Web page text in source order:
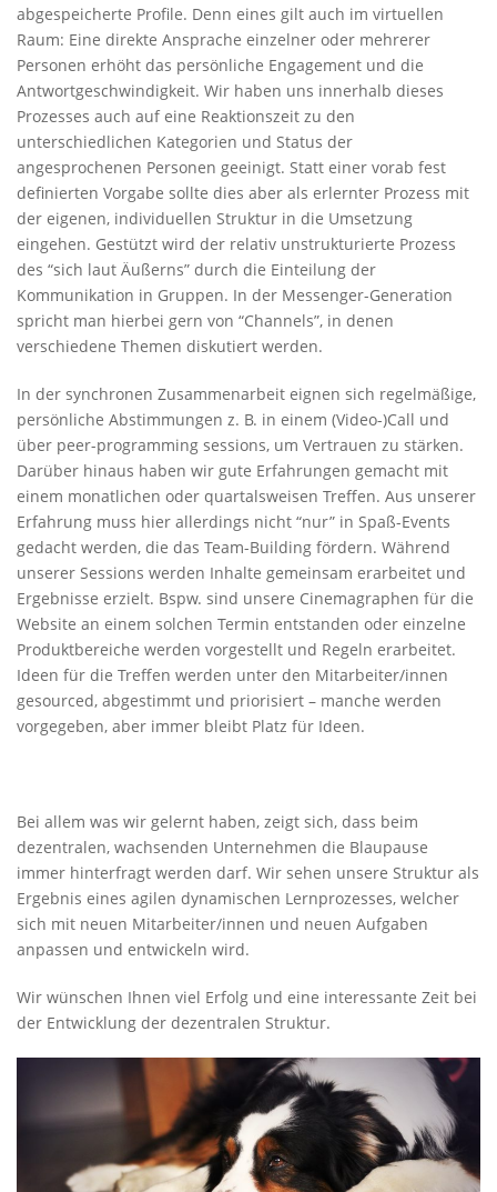
abgespeicherte Profile. Denn eines gilt auch im virtuellen
Raum: Eine direkte Ansprache einzelner oder mehrerer
Personen erhöht das persönliche Engagement und die
Antwortgeschwindigkeit. Wir haben uns innerhalb dieses
Prozesses auch auf eine Reaktionszeit zu den
unterschiedlichen Kategorien und Status der
angesprochenen Personen geeinigt. Statt einer vorab fest
definierten Vorgabe sollte dies aber als erlernter Prozess mit
der eigenen, individuellen Struktur in die Umsetzung
eingehen. Gestützt wird der relativ unstrukturierte Prozess
des “sich laut Äußerns” durch die Einteilung der
Kommunikation in Gruppen. In der Messenger-Generation
spricht man hierbei gern von “Channels”, in denen
verschiedene Themen diskutiert werden.
In der synchronen Zusammenarbeit eignen sich regelmäßige,
persönliche Abstimmungen z. B. in einem (Video-)Call und
über peer-programming sessions, um Vertrauen zu stärken.
Darüber hinaus haben wir gute Erfahrungen gemacht mit
einem monatlichen oder quartalsweisen Treffen. Aus unserer
Erfahrung muss hier allerdings nicht “nur” in Spaß-Events
gedacht werden, die das Team-Building fördern. Während
unserer Sessions werden Inhalte gemeinsam erarbeitet und
Ergebnisse erzielt. Bspw. sind unsere Cinemagraphen für die
Website an einem solchen Termin entstanden oder einzelne
Produktbereiche werden vorgestellt und Regeln erarbeitet.
Ideen für die Treffen werden unter den Mitarbeiter/innen
gesourced, abgestimmt und priorisiert – manche werden
vorgegeben, aber immer bleibt Platz für Ideen.
Bei allem was wir gelernt haben, zeigt sich, dass beim
dezentralen, wachsenden Unternehmen die Blaupause
immer hinterfragt werden darf. Wir sehen unsere Struktur als
Ergebnis eines agilen dynamischen Lernprozesses, welcher
sich mit neuen Mitarbeiter/innen und neuen Aufgaben
anpassen und entwickeln wird.
Wir wünschen Ihnen viel Erfolg und eine interessante Zeit bei
der Entwicklung der dezentralen Struktur.